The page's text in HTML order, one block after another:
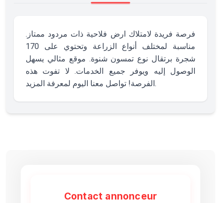
فرصة فريدة لامتلاك ارض فلاحية ذات مردود ممتاز.
مناسبة لمختلف أنواع الزراعة وتحتوي على 170
شجرة برتقال نوع تمسون شنوة. موقع مثالي يسهل
الوصول إليه ويوفر جميع الخدمات. لا تفوت هذه
الفرصة! تواصل معنا اليوم لمعرفة المزيد.
Contact annonceur